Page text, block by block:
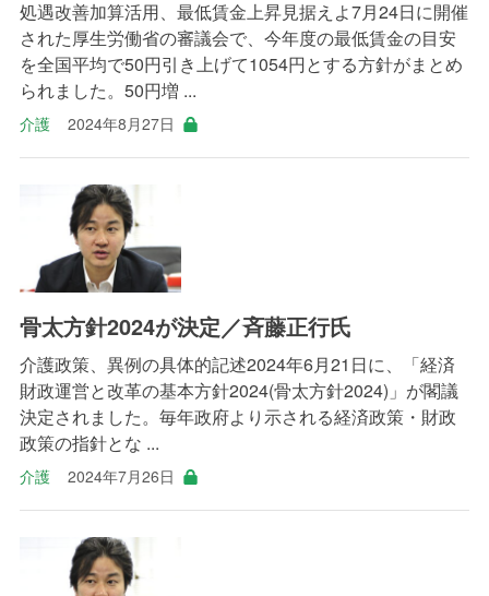
処遇改善加算活用、最低賃金上昇見据えよ7月24日に開催
された厚生労働省の審議会で、今年度の最低賃金の目安
を全国平均で50円引き上げて1054円とする方針がまとめ
られました。50円増 ...
介護 2024年8月27日
骨太方針2024が決定／斉藤正行氏
介護政策、異例の具体的記述2024年6月21日に、「経済
財政運営と改革の基本方針2024(骨太方針2024)」が閣議
決定されました。毎年政府より示される経済政策・財政
政策の指針とな ...
介護 2024年7月26日